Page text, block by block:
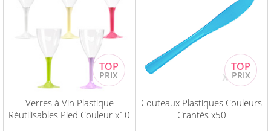
Verres à Vin Plastique
Réutilisables Pied Couleur x10
Couteaux Plastiques Couleurs
Crantés x50